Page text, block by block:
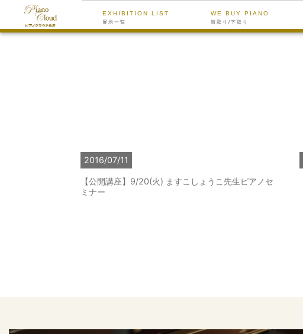
EXHIBITION LIST
展示一覧
WE BUY PIANO
買取り/下取り
2016/07/11
【公開講座】9/20(火) ますこしょうこ先生ピアノセ
ミナー